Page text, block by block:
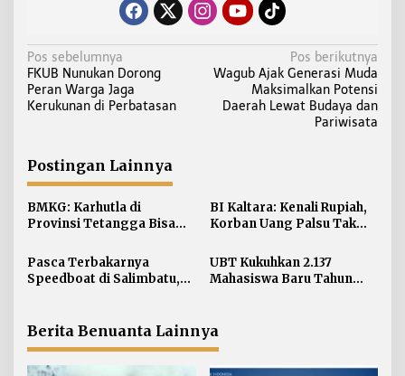
N
a
v
a
s
i
p
o
s
Pos sebelumnya
FKUB Nunukan Dorong
Peran Warga Jaga
Kerukunan di Perbatasan
Pos berikutnya
Wagub Ajak Generasi Muda
Maksimalkan Potensi
Daerah Lewat Budaya dan
Pariwisata
Postingan Lainnya
BMKG: Karhutla di
Provinsi Tetangga Bisa
Kaltara
BI Kaltara: Kenali Rupiah,
Korban Uang Palsu Tak
Pasca Terbakarnya
Speedboat di Salimbatu,
Awak Kapal
UBT Kukuhkan 2.137
Mahasiswa Baru Tahun
Berita Benuanta Lainnya